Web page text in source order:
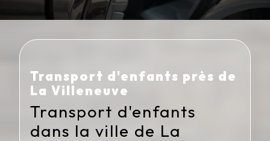
Transport d'enfants près de
La Villeneuve
Transport d'enfants
dans la ville de La